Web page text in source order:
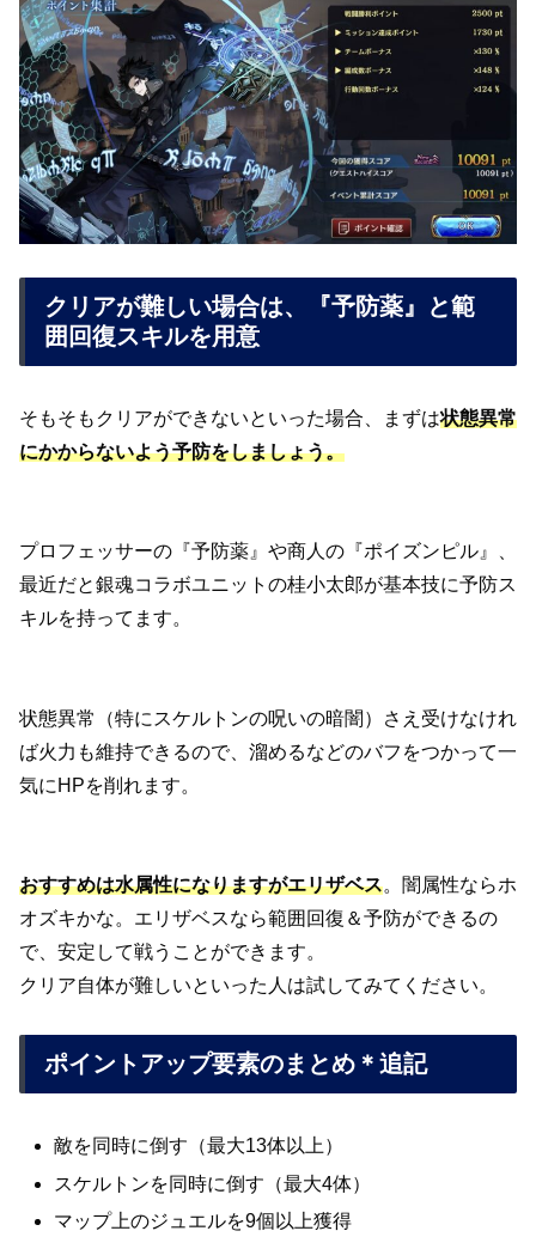
クリアが難しい場合は、『予防薬』と範
囲回復スキルを用意
そもそもクリアができないといった場合、まずは状態異常
にかからないよう予防をしましょう。
プロフェッサーの『予防薬』や商人の『ポイズンピル』、
最近だと銀魂コラボユニットの桂小太郎が基本技に予防ス
キルを持ってます。
状態異常（特にスケルトンの呪いの暗闇）さえ受けなけれ
ば火力も維持できるので、溜めるなどのバフをつかって一
気にHPを削れます。
おすすめは水属性になりますがエリザベス。闇属性ならホ
オズキかな。エリザベスなら範囲回復＆予防ができるの
で、安定して戦うことができます。
クリア自体が難しいといった人は試してみてください。
ポイントアップ要素のまとめ＊追記
敵を同時に倒す（最大13体以上）
スケルトンを同時に倒す（最大4体）
マップ上のジュエルを9個以上獲得